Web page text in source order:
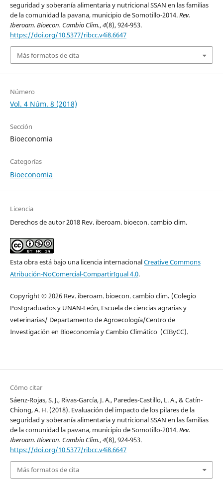
seguridad y soberanía alimentaria y nutricional SSAN en las familias
de la comunidad la pavana, municipio de Somotillo-2014.Rev.
Iberoam. Bioecon. Cambio Clim.,4(8), 924-953.
https://doi.org/10.5377/ribcc.v4i8.6647
Más formatos de cita
Número
Vol. 4 Núm. 8 (2018)
Sección
Bioeconomia
Categorías
Bioeconomia
Licencia
Derechos de autor 2018 Rev. iberoam. bioecon. cambio clim.
Esta obra está bajo una licencia internacionalCreative Commons
Atribución-NoComercial-CompartirIgual 4.0.
Copyright © 2026 Rev. iberoam. bioecon. cambio clim. (Colegio
Postgraduados y UNAN-León, Escuela de ciencias agrarias y
veterinarias/ Departamento de Agroecología/Centro de
Investigación en Bioeconomía y Cambio Climático (CIByCC).
Cómo citar
Sáenz-Rojas, S. J., Rivas-García, J. A., Paredes-Castillo, L. A., & Catín-
Chiong, A. H. (2018). Evaluación del impacto de los pilares de la
seguridad y soberanía alimentaria y nutricional SSAN en las familias
de la comunidad la pavana, municipio de Somotillo-2014.Rev.
Iberoam. Bioecon. Cambio Clim.,4(8), 924-953.
https://doi.org/10.5377/ribcc.v4i8.6647
Más formatos de cita